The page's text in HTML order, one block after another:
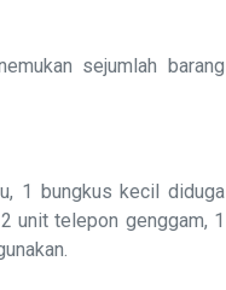
sejumlah barang
1 bungkus kecil diduga
unit telepon genggam, 1